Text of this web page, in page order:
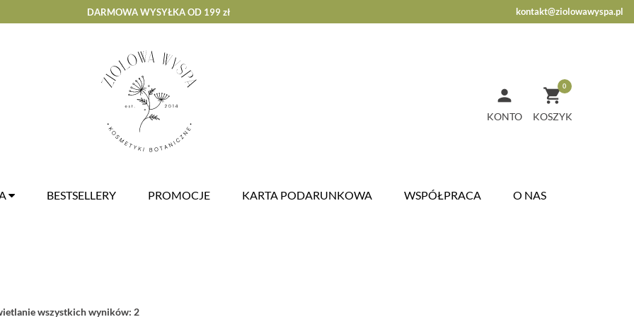
DARMOWA WYSYŁKA OD 199 zł kontakt@ziolowawyspa.pl
0

KONTO
BESTSELLERY PROMOCJE KARTA PODARUNKOWA WSPÓŁPRACA O NAS
wszystkich wyników: 2